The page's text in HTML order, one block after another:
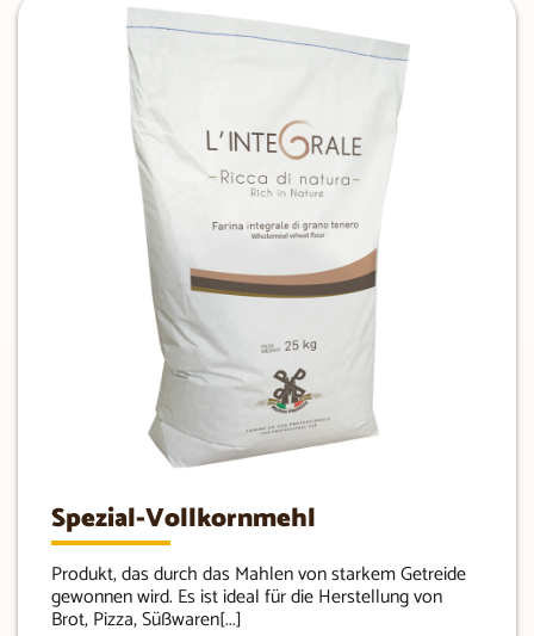
Spezial-Vollkornmehl
Produkt, das durch das Mahlen von starkem Getreide
gewonnen wird. Es ist ideal für die Herstellung von
Brot, Pizza, Süßwaren[...]